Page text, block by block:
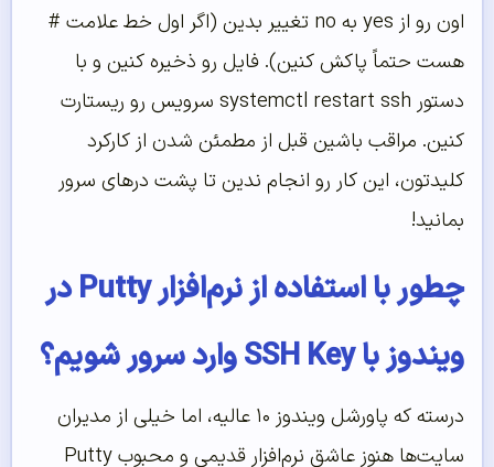
اون رو از yes به no تغییر بدین (اگر اول خط علامت #
هست حتماً پاکش کنین). فایل رو ذخیره کنین و با
دستور systemctl restart ssh سرویس رو ریستارت
کنین. مراقب باشین قبل از مطمئن شدن از کارکرد
کلیدتون، این کار رو انجام ندین تا پشت درهای سرور
بمانید!
چطور با استفاده از نرم‌افزار Putty در
ویندوز با SSH Key وارد سرور شویم؟
درسته که پاورشل ویندوز ۱۰ عالیه، اما خیلی از مدیران
سایت‌ها هنوز عاشق نرم‌افزار قدیمی و محبوب Putty